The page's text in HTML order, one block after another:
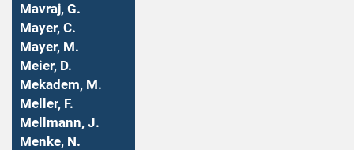
Mavraj, G.
Mayer, C.
Mayer, M.
Meier, D.
Mekadem, M.
Meller, F.
Mellmann, J.
Menke, N.